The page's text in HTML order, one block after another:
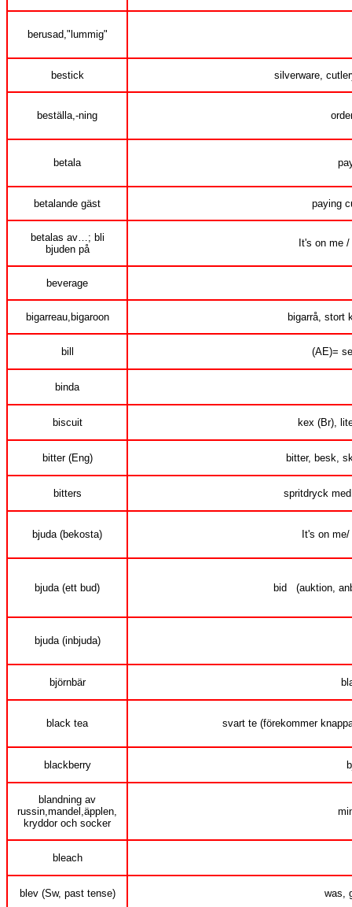
berusad,"lummig"
bestick silverware,
beställa,-ning
betala
betalande gäst paying
betalas av…; bli
bjuden på
It's on me
beverage
bigarreau,bigaroon bigarrå, stort
bill (AE)=
binda
biscuit kex (Br),
bitter (Eng) bitter, besk,
bitters spritdryck
bjuda (bekosta) It's on
bjuda (ett bud) bid (auktion,
bjuda (inbjuda)
björnbär
black tea svart te (förekommer
blackberry
blandning av
russin,mandel,äpplen,
kryddor och socker
bleach
blev (Sw, past tense) was,